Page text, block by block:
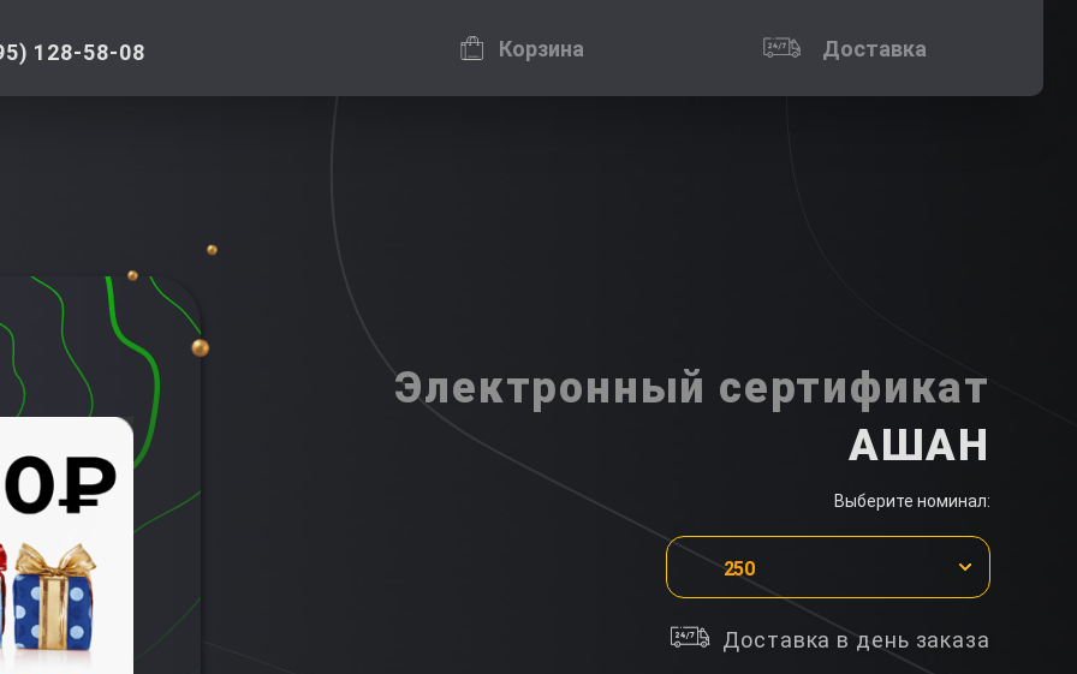
128-58-08 Корзина Доставка
Электронный сертификат
АШАН
Выберите номинал:
250
Доставка в день заказа